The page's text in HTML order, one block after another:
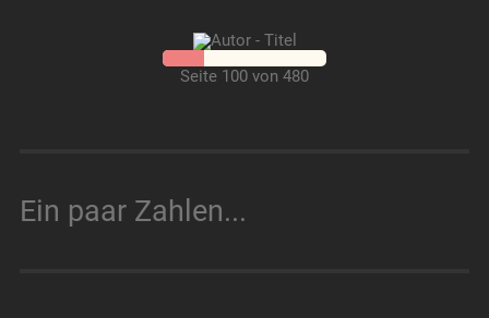
Seite 100 von 480
Ein paar Zahlen...